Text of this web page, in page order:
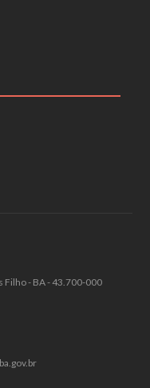
Filho - BA - 43.700-000